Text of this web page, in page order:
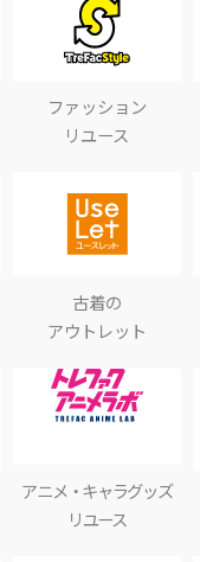
ファッション
リユース
古着の
アウトレット
アニメ・キャラグッズ
リユース